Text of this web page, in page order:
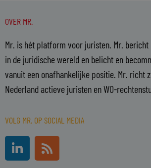
OVER MR.
Mr. is hét platform voor juristen. Mr.
in de juridische wereld en belicht en
vanuit een onafhankelijke positie. Mr. richt
Nederland actieve juristen en WO-
VOLG MR. OP SOCIAL MEDIA
L
i
R
s